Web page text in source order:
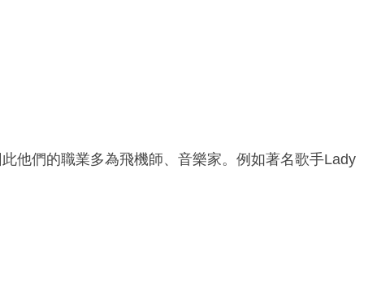
他們的職業多為飛機師、音樂家。例如著名歌手Lady